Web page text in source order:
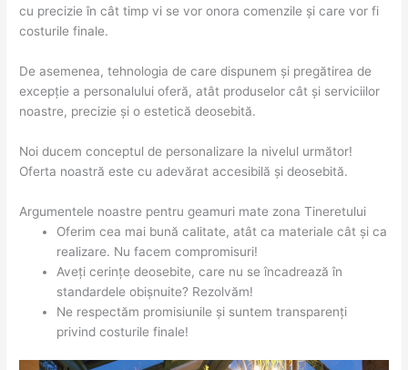
cu precizie în cât timp vi se vor onora comenzile și care vor fi
costurile finale.
De asemenea, tehnologia de care dispunem și pregătirea de
excepție a personalului oferă, atât produselor cât și serviciilor
noastre, precizie și o estetică deosebită.
Noi ducem conceptul de personalizare la nivelul următor!
Oferta noastră este cu adevărat accesibilă și deosebită.
Argumentele noastre pentru geamuri mate zona Tineretului
Oferim cea mai bună calitate, atât ca materiale cât și ca
realizare. Nu facem compromisuri!
Aveți cerințe deosebite, care nu se încadrează în
standardele obișnuite? Rezolvăm!
Ne respectăm promisiunile și suntem transparenți
privind costurile finale!